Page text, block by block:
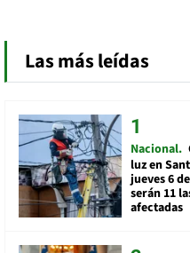
Las más leídas
Nacional
luz en
jueves 6
serán 11
afectadas